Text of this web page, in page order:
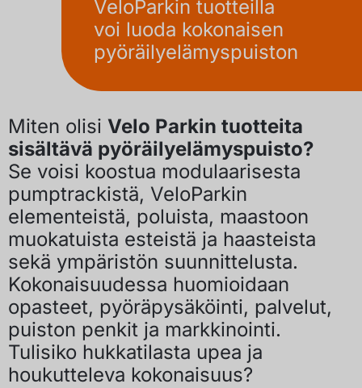
VeloParkin tuotteilla
voi luoda kokonaisen
pyöräilyelämyspuiston
Miten olisi Velo Parkin tuotteita
sisältävä pyöräilyelämyspuisto?
Se voisi koostua modulaarisesta
pumptrackistä, VeloParkin
elementeistä, poluista, maastoon
muokatuista esteistä ja haasteista
sekä ympäristön suunnittelusta.
Kokonaisuudessa huomioidaan
opasteet, pyöräpysäköinti, palvelut,
puiston penkit ja markkinointi.
Tulisiko hukkatilasta upea ja
houkutteleva kokonaisuus?